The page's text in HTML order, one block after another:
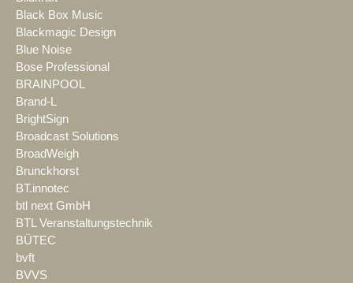
Black Box Music
Blackmagic Design
Blue Noise
Bose Professional
BRAINPOOL
Brand-L
BrightSign
Broadcast Solutions
BroadWeigh
Brunckhorst
BT.innotec
btl next GmbH
BTL Veranstaltungstechnik
BÜTEC
bvft
BVVS